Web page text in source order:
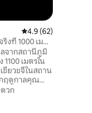
คะแนนเฉลี่ย 4.9 จาก
4.9 (62)
ที่ 1000 เมตร
ลจากสถานีภูมิ
เมตรใน
ยวขจีในสถาน
ในบ้านไร่
งใหม่ทั้งหมด
วก